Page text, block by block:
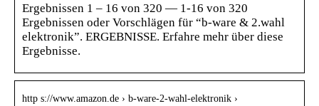
Ergebnissen 1 – 16 von 320 — 1-16 von 320
Ergebnissen oder Vorschlägen für “b-ware & 2.wahl
elektronik”. ERGEBNISSE. Erfahre mehr über diese
Ergebnisse.
http s://www.amazon.de › b-ware-2-wahl-elektronik ›